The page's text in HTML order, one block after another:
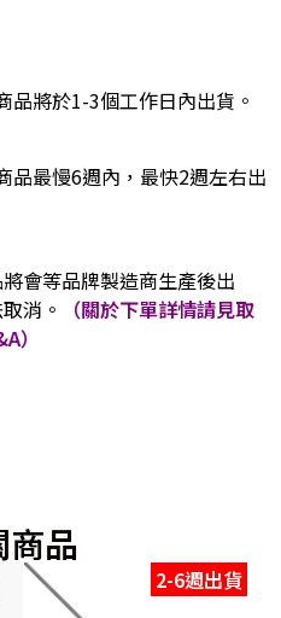
將於1-3個工作日內出貨。
最慢6週內，最快2週左右出
會等品牌製造商生產後出
消。
（關於下單詳情請見取
）
品
2-6週出貨